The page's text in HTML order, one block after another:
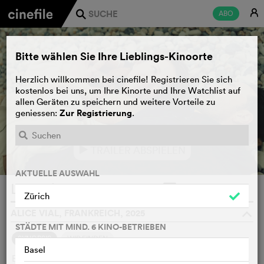
ABO E
j
L’âme idéale
SYNOPSIS WIR FINDEN
Elsa, Ärztin, verbirgt vor der Welt, dass sie Tote sehen kann
Bitte wählen Sie Ihre Lieblings-Kinoorte
Herzlich willkommen bei cinefile! Registrieren Sie sich
kostenlos bei uns, um Ihre Kinorte und Ihre Watchlist auf
allen Geräten zu speichern und weitere Vorteile zu
geniessen: Zur Registrierung.
AKTUELLE AUSWAHL
Zürich
STÄDTE MIT MIND. 6 KINO-BETRIEBEN
Basel